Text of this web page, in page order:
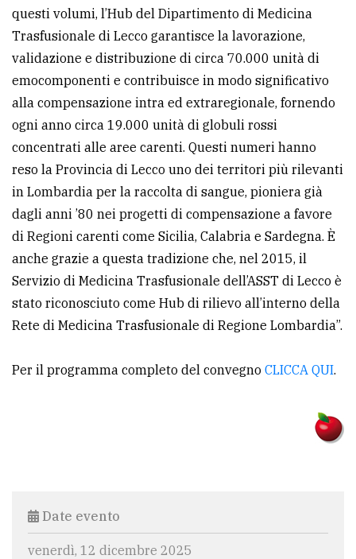
questi volumi, l’Hub del Dipartimento di Medicina
Trasfusionale di Lecco garantisce la lavorazione,
validazione e distribuzione di circa 70.000 unità di
emocomponenti e contribuisce in modo significativo
alla compensazione intra ed extraregionale, fornendo
ogni anno circa 19.000 unità di globuli rossi
concentrati alle aree carenti. Questi numeri hanno
reso la Provincia di Lecco uno dei territori più rilevanti
in Lombardia per la raccolta di sangue, pioniera già
dagli anni ’80 nei progetti di compensazione a favore
di Regioni carenti come Sicilia, Calabria e Sardegna. È
anche grazie a questa tradizione che, nel 2015, il
Servizio di Medicina Trasfusionale dell’ASST di Lecco è
stato riconosciuto come Hub di rilievo all’interno della
Rete di Medicina Trasfusionale di Regione Lombardia”.
Per il programma completo del convegno CLICCA QUI.
Date evento
venerdì, 12 dicembre 2025